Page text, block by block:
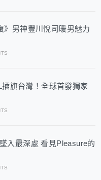
》男神豐川悅司暖男魅力
旗台灣！全球首發獨家
入最深處 看見Pleasure的